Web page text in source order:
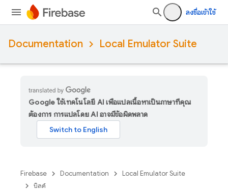
ลงชื่อเข้าใช้
Documentation Local Emulator Suite
Google ใช้เทคโนโลยี AI เพื่อแปลเนื้อหาเป็นภาษาที่คุณ
ต้องการ การแปลโดย AI อาจมีข้อผิดพลาด
Firebase Documentation
Local Emulator Suite
บิลด์